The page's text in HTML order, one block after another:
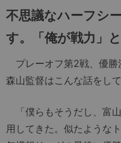
不思議なハーフシ
す。「俺が戦力」
プレーオフ第2戦、優勝
森山監督はこんな話をして
「僕らもそうだし、富
用してきた。似たような